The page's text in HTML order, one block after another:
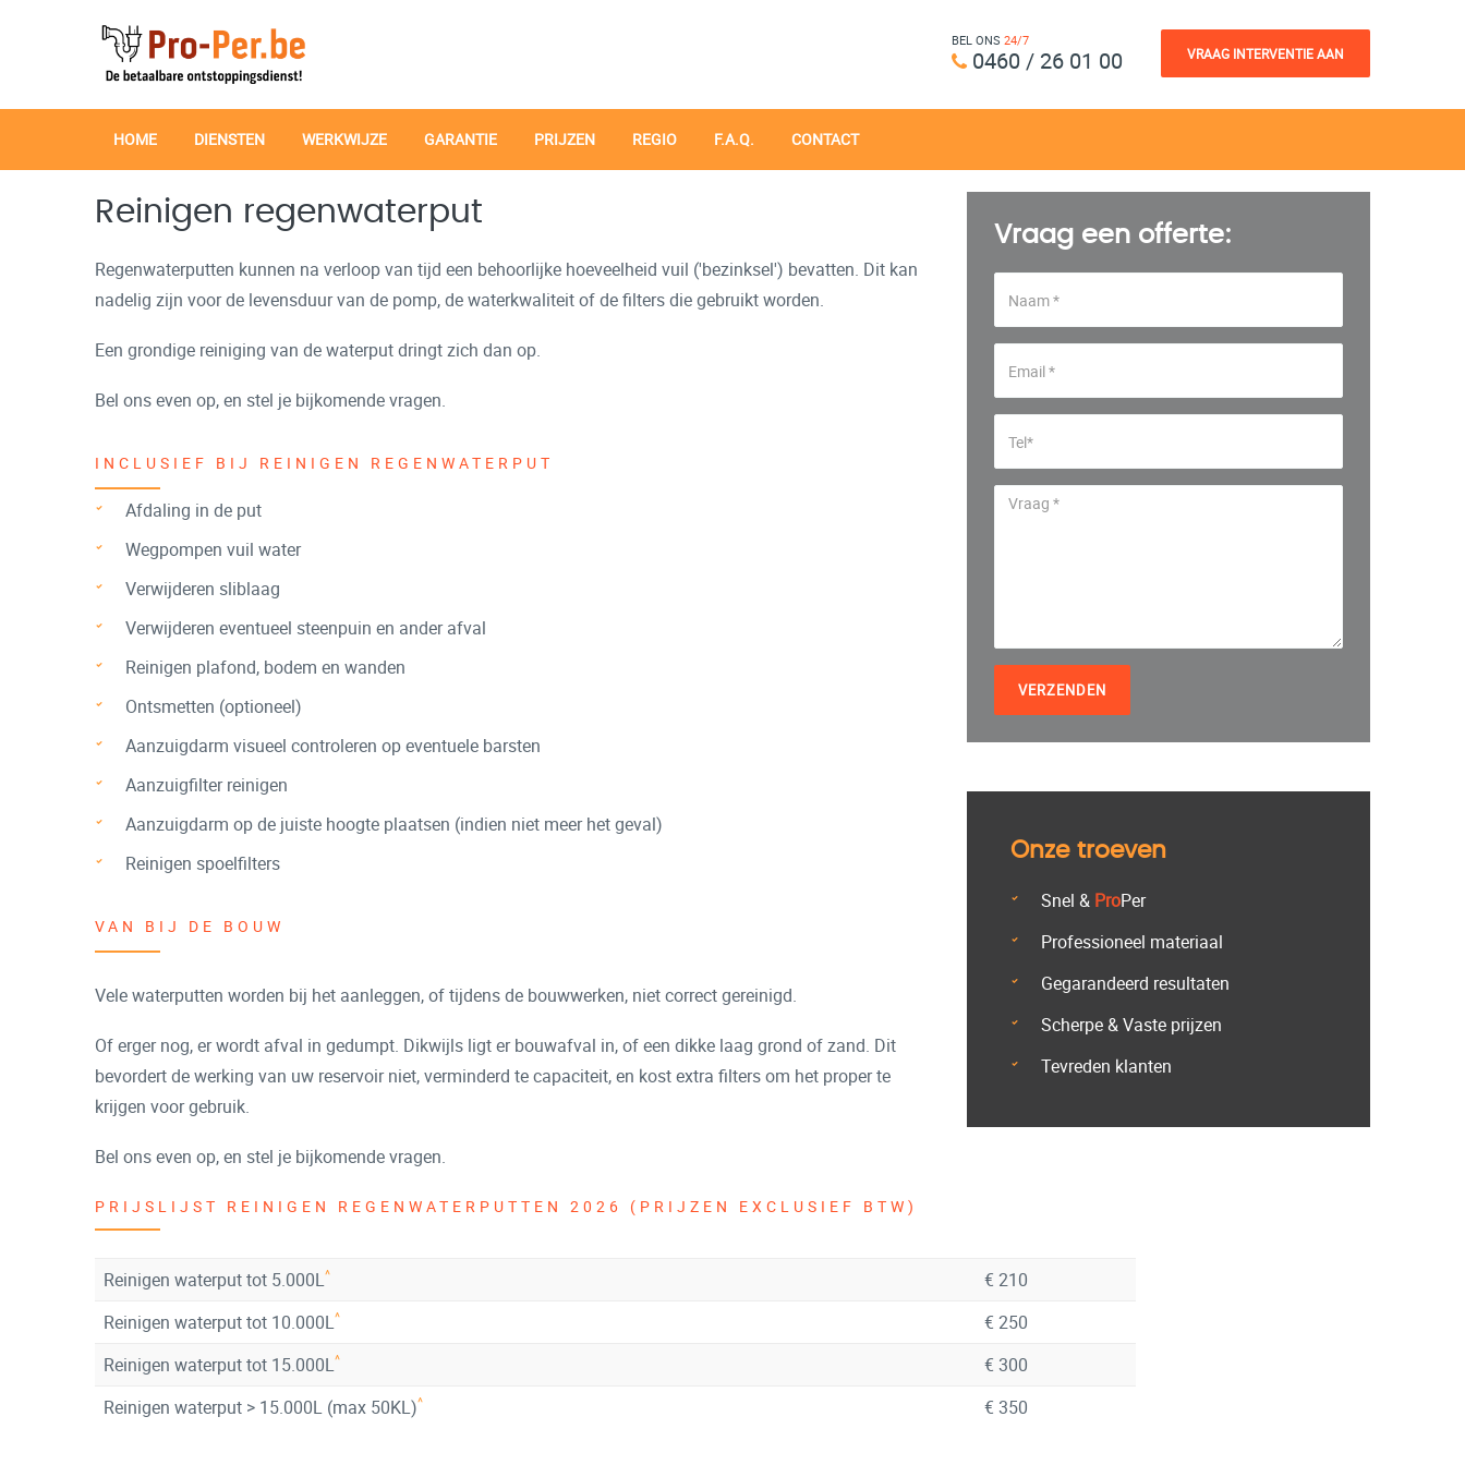
BEL ONS 24/7
0460 / 26 01 00 VRAAG INTERVENTIE AAN
HOME DIENSTEN WERKWIJZE GARANTIE PRIJZEN REGIO F.A.Q. CONTACT
Reinigen regenwaterput
Regenwaterputten kunnen na verloop van tijd een behoorlijke hoeveelheid vuil ('bezinksel') bevatten. Dit kan
nadelig zijn voor de levensduur van de pomp, de waterkwaliteit of de filters die gebruikt worden.
Een grondige reiniging van de waterput dringt zich dan op.
Bel ons even op, en stel je bijkomende vragen.
INCLUSIEF BIJ REINIGEN REGENWATERPUT
Afdaling in de put
Wegpompen vuil water
Verwijderen sliblaag
Verwijderen eventueel steenpuin en ander afval
Reinigen plafond, bodem en wanden
Ontsmetten (optioneel)
Aanzuigdarm visueel controleren op eventuele barsten
Aanzuigfilter reinigen
Aanzuigdarm op de juiste hoogte plaatsen (indien niet meer het geval)
Reinigen spoelfilters
VAN BIJ DE BOUW
Vele waterputten worden bij het aanleggen, of tijdens de bouwwerken, niet correct gereinigd.
Of erger nog, er wordt afval in gedumpt. Dikwijls ligt er bouwafval in, of een dikke laag grond of zand. Dit
bevordert de werking van uw reservoir niet, verminderd te capaciteit, en kost extra filters om het proper te
krijgen voor gebruik.
Bel ons even op, en stel je bijkomende vragen.
Vraag een offerte:
VERZENDEN
Onze troeven
Snel & ProPer
Professioneel materiaal
Gegarandeerd resultaten
Scherpe & Vaste prijzen
Tevreden klanten
PRIJSLIJST REINIGEN REGENWATERPUTTEN 2026 (PRIJZEN EXCLUSIEF BTW)
Reinigen waterput tot 5.000L^
€ 210
Reinigen waterput tot 10.000L^
€ 250
Reinigen waterput tot 15.000L^
€ 300
Reinigen waterput > 15.000L (max 50KL)^ € 350